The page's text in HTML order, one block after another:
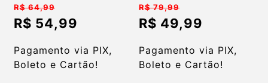
Preço
normal
R$ 64,99
Preço
R$ 54,99
Pagamento via PIX,
Boleto e Cartão!
Preço
normal
R$ 79,99
Preço
R$ 49,99
Pagamento via PIX,
Boleto e Cartão!